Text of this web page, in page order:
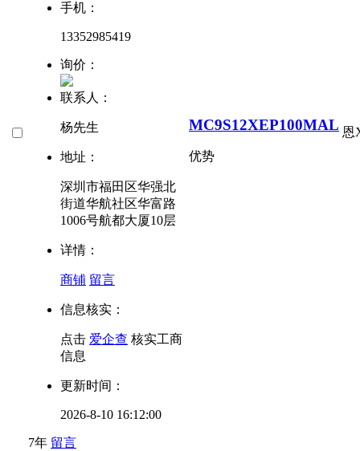
手机：
13352985419
询价：
联系人：
杨先生
地址：
深圳市福田区华强北
街道华航社区华富路
1006号航都大厦10层
详情：
商铺 留言
信息核实：
点击 爱企查 核实工商
信息
更新时间：
2026-8-10 16:12:00
7年 留言
MC9S12XEP100MAL
优势
恩